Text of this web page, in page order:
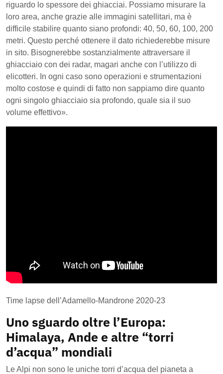
riguardo lo spessore dei ghiacciai. Possiamo misurare la
loro area, anche grazie alle immagini satellitari, ma è
difficile stabilire quanto siano profondi: 40, 50, 60, 100, 200
metri. Questo perché ottenere il dato richiederebbe misure
in sito. Bisognerebbe sostanzialmente attraversare il
ghiacciaio con dei radar, magari anche con l’utilizzo di
elicotteri. In ogni caso sono operazioni e strumentazioni
molto costose e quindi di fatto non sappiamo dire quanto
ogni singolo ghiacciaio sia profondo, quale sia il suo
volume effettivo».
Time lapse dell’Adamello-Mandrone 2020-23
Uno sguardo oltre l’Europa:
Himalaya, Ande e altre “torri
d’acqua” mondiali
Le Alpi non sono le uniche torri d’acqua del pianeta a